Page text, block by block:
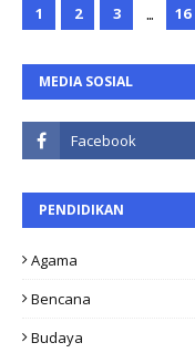
1 2 3 ... 16
MEDIA SOSIAL
PENDIDIKAN
Agama
Bencana
Budaya